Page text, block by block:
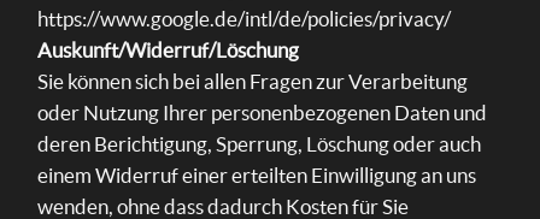
https://www.google.de/intl/de/policies/privacy/
Auskunft/Widerruf/Löschung
Sie können sich bei allen Fragen zur Verarbeitung
oder Nutzung Ihrer personenbezogenen Daten und
deren Berichtigung, Sperrung, Löschung oder auch
einem Widerruf einer erteilten Einwilligung an uns
wenden, ohne dass dadurch Kosten für Sie